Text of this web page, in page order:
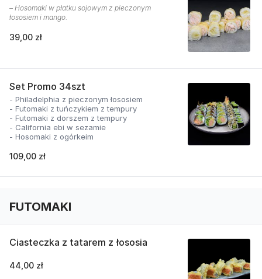
– Hosomaki w płatku sojowym z pieczonym
łososiem i mango.
39,00 zł
Set Promo 34szt
- Philadelphia z pieczonym łososiem
- Futomaki z tuńczykiem z tempury
- Futomaki z dorszem z tempury
- California ebi w sezamie
- Hosomaki z ogórkeim
109,00 zł
FUTOMAKI
Ciasteczka z tatarem z łososia
44,00 zł